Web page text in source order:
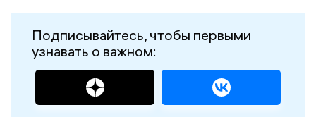
Подписывайтесь, чтобы первыми
узнавать о важном: